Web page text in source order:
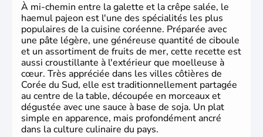
À mi-chemin entre la galette et la crêpe salée, le
haemul pajeon est l'une des spécialités les plus
populaires de la cuisine coréenne. Préparée avec
une pâte légère, une généreuse quantité de ciboule
et un assortiment de fruits de mer, cette recette est
aussi croustillante à l'extérieur que moelleuse à
cœur. Très appréciée dans les villes côtières de
Corée du Sud, elle est traditionnellement partagée
au centre de la table, découpée en morceaux et
dégustée avec une sauce à base de soja. Un plat
simple en apparence, mais profondément ancré
dans la culture culinaire du pays.